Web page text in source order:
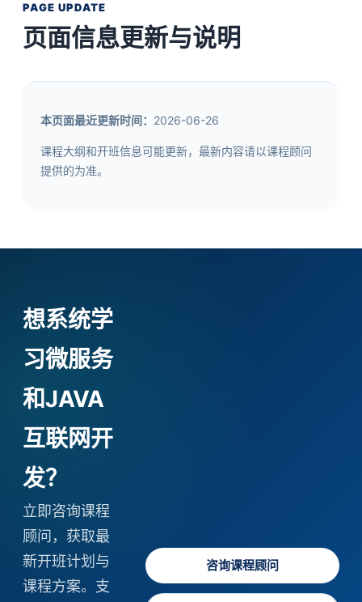
PAGE UPDATE
页面信息更新与说明
本页面最近更新时间： 2026-06-26
课程大纲和开班信息可能更新，最新内容请以课程顾问
提供的为准。
想系统学
习微服务
和JAVA
互联网开
发？
立即咨询课程
顾问，获取最
新开班计划与
课程方案。支
咨询课程顾问